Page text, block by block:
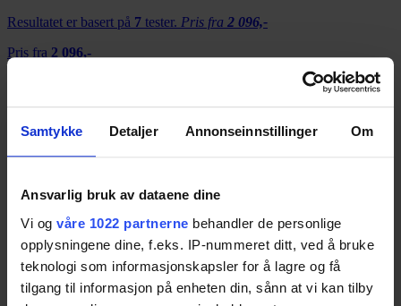
Samtykke Detaljer Annonseinnstillinger Om
Ansvarlig bruk av dataene dine
Vi og våre 1022 partnerne behandler de personlige
opplysningene dine, f.eks. IP-nummeret ditt, ved å bruke
teknologi som informasjonskapsler for å lagre og få
tilgang til informasjon på enheten din, sånn at vi kan tilby
Resultatet er basert på 7 tester. Pris fra 2 096,-
Pris fra 2 096,-
Lenco L-3808
Resultatet er basert på1test.Pris fra3 152,-